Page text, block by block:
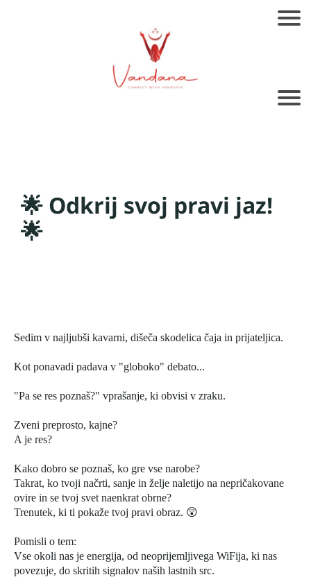
🌟 Odkrij svoj pravi jaz!
🌟
Sedim v najljubši kavarni, dišeča skodelica čaja in prijateljica.
Kot ponavadi padava v "globoko" debato...
"Pa se res poznaš?" vprašanje, ki obvisi v zraku.
Zveni preprosto, kajne?
A je res?
Kako dobro se poznaš, ko gre vse narobe?
Takrat, ko tvoji načrti, sanje in želje naletijo na nepričakovane
ovire in se tvoj svet naenkrat obrne?
Trenutek, ki ti pokaže tvoj pravi obraz. 😲
Pomisli o tem:
Vse okoli nas je energija, od neoprijemljivega WiFija, ki nas
povezuje, do skritih signalov naših lastnih src.